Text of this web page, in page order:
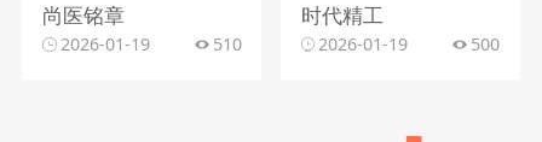
尚医铭章
2026-01-19 510
时代精工
2026-01-19 500